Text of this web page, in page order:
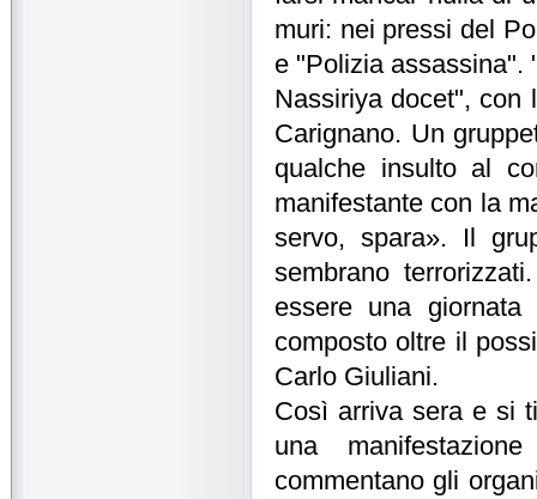
muri: nei pressi del
e "Polizia
Nassiriya docet", con
Carignano. Un
qualche insulto al
manifestante con la
servo, spara». Il
sembrano
essere una
composto oltre il
Carlo Giuliani.
Così arriva sera e si
una
commentano gli